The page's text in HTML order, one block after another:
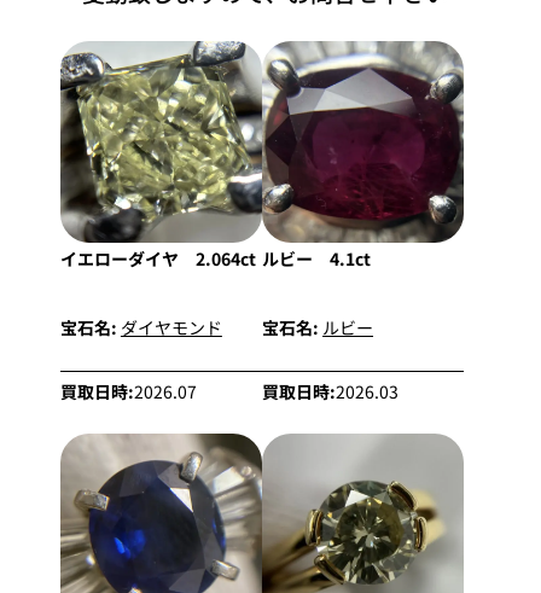
イエローダイヤ 2.064ct
宝石名: ダイヤモンド
買取日時:2026.07
ルビー 4.1ct
宝石名: ルビー
買取日時:2026.03